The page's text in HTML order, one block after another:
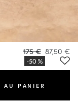
175 € 87,50 €
AU PANIER